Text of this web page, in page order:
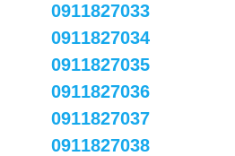
0911827033
0911827034
0911827035
0911827036
0911827037
0911827038